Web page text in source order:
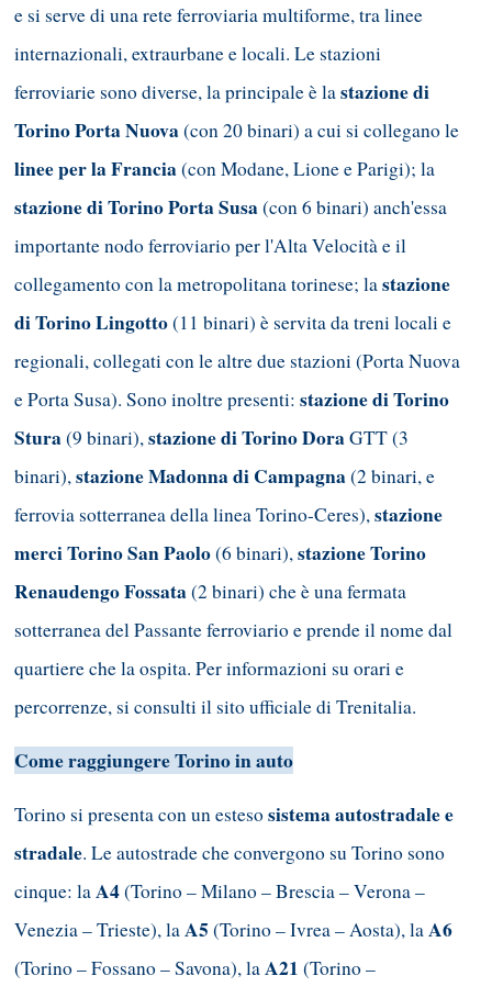
e si serve di una rete ferroviaria multiforme, tra linee
internazionali, extraurbane e locali. Le stazioni
ferroviarie sono diverse, la principale è lastazione di
Torino Porta Nuova(con 20 binari) a cui si collegano le
linee per la Francia(con Modane, Lione e Parigi); la
stazione di Torino Porta Susa(con 6 binari) anch'essa
importante nodo ferroviario per l'Alta Velocità e il
collegamento con la metropolitana torinese; lastazione
di Torino Lingotto(11 binari) è servita da treni locali e
regionali, collegati con le altre due stazioni (Porta Nuova
e Porta Susa). Sono inoltre presenti: stazione di Torino
Stura(9 binari),stazione di Torino DoraGTT (3
binari),stazione Madonna di Campagna(2 binari, e
ferrovia sotterranea della linea Torino-Ceres),stazione
merci Torino San Paolo(6 binari),stazione Torino
Renaudengo Fossata(2 binari) che è una fermata
sotterranea del Passante ferroviario e prende il nome dal
quartiere che la ospita. Per informazioni su orari e
percorrenze, si consulti il sito ufficiale di Trenitalia.
Come raggiungere Torino in auto
Torino si presenta con un estesosistema autostradale e
stradale. Le autostrade che convergono su Torino sono
cinque: laA4(Torino – Milano – Brescia – Verona –
Venezia – Trieste), laA5 (Torino – Ivrea – Aosta), laA6
(Torino – Fossano – Savona), laA21 (Torino –